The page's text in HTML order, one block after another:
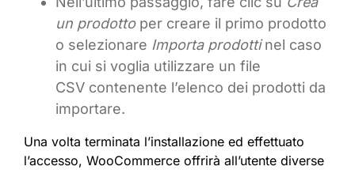
un prodotto per creare il primo prodotto
o selezionare Importa prodottinel caso
in cui si voglia utilizzare un file
CSV contenente l’elenco dei prodotti da
importare.
Una volta terminata l’installazione ed effettuato
l’accesso, WooCommerce offrirà all’utente diverse